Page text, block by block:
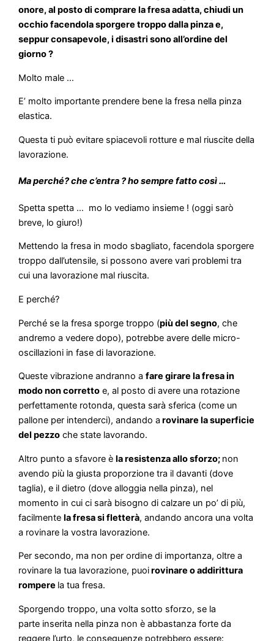
onore, al posto di comprare la fresa adatta, chiudi un
occhio facendola sporgere troppo dalla pinza e,
seppur consapevole, i disastri sono all’ordine del
giorno ?
Molto male …
E’ molto importante prendere bene la fresa nella pinza
elastica.
Questa ti può evitare spiacevoli rotture e mal riuscite della
lavorazione.
Ma perché? che c’entra ? ho sempre fatto così …
Spetta spetta … mo lo vediamo insieme ! (oggi sarò
breve, lo giuro!)
Mettendo la fresa in modo sbagliato, facendola sporgere
troppo dall’utensile, si possono avere vari problemi tra
cui una lavorazione mal riuscita.
E perché?
Perché se la fresa sporge troppo (più del segno, che
andremo a vedere dopo), potrebbe avere delle micro-
oscillazioni in fase di lavorazione.
Queste vibrazione andranno afare girare la fresa in
modo non corretto e, al posto di avere una rotazione
perfettamente rotonda, questa sarà sferica (come un
pallone per intenderci), andando a rovinare la superficie
del pezzo che state lavorando.
Altro punto a sfavore èla resistenza allo sforzo; non
avendo più la giusta proporzione tra il davanti (dove
taglia), e il dietro (dove alloggia nella pinza), nel
momento in cui ci sarà bisogno di calzare un po’ di più,
facilmentela fresa si fletterà, andando ancora una volta
a rovinare la vostra lavorazione.
Per secondo, ma non per ordine di importanza, oltre a
rovinare la tua lavorazione, puoirovinare o addirittura
rompere la tua fresa.
Sporgendo troppo, una volta sotto sforzo, se la
parte inserita nella pinza non è abbastanza forte da
reggere l’urto, le conseguenze potrebbero essere: